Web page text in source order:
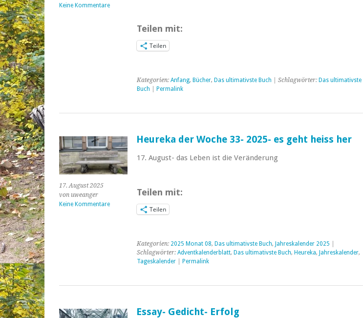
Keine Kommentare
Teilen mit:
Teilen
Kategorien: Anfang, Bücher, Das ultimativste Buch | Schlagwörter: Das ultimativste
Buch
Permalink
17. August 2025
von uweanger
Keine Kommentare
Heureka der Woche 33- 2025- es geht heiss her
17. August- das Leben ist die Veränderung
Teilen mit:
Teilen
Kategorien: 2025 Monat 08, Das ultimativste Buch, Jahreskalender 2025
Schlagwörter: Adventkalenderblatt, Das ultimativste Buch, Heureka, Jahreskalender,
Tageskalender| Permalink
Essay- Gedicht- Erfolg